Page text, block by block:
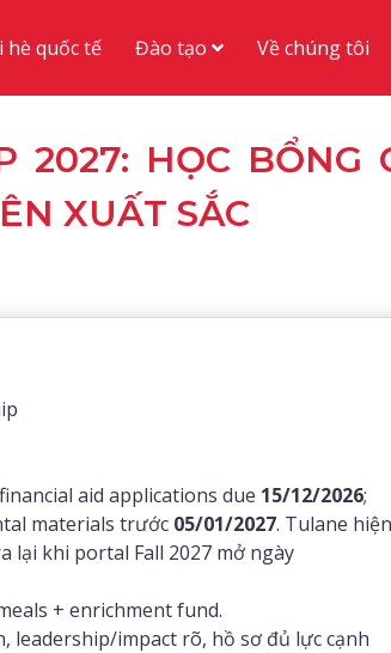
hè quốc tế Đào tạo Về chúng tôi
2027: HỌC BỔNG
XUẤT SẮC
aid applications due 15/12/2026;
materials trước 05/01/2027. Tulane hiện
lại khi portal Fall 2027 mở ngày
+ enrichment fund.
leadership/impact rõ, hồ sơ đủ lực cạnh